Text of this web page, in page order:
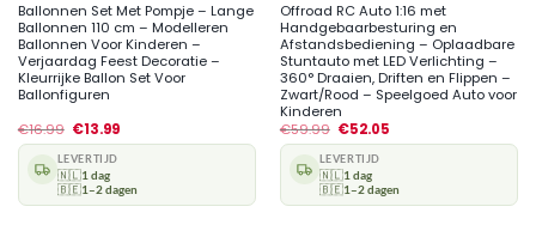
Ballonnen Set Met Pompje – Lange
Ballonnen 110 cm – Modelleren
Ballonnen Voor Kinderen –
Verjaardag Feest Decoratie –
Kleurrijke Ballon Set Voor
Ballonfiguren
€16.99 €13.99
LEVERTIJD
🇳🇱1 dag
🇧🇪1–2 dagen
Offroad RC Auto 1:16 met
Handgebaarbesturing en
Afstandsbediening – Oplaadbare
Stuntauto met LED Verlichting –
360° Draaien, Driften en Flippen –
Zwart/Rood – Speelgoed Auto voor
Kinderen
€59.99 €52.05
LEVERTIJD
🇳🇱1 dag
🇧🇪1–2 dagen